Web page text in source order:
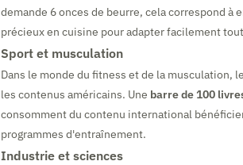
demande 6 onces de beurre, cela correspond à
précieux en cuisine pour adapter facilement
Sport et musculation
Dans le monde du fitness et de la musculation,
les contenus américains. Une barre de 100
consomment du contenu international
programmes d'entraînement.
Industrie et sciences